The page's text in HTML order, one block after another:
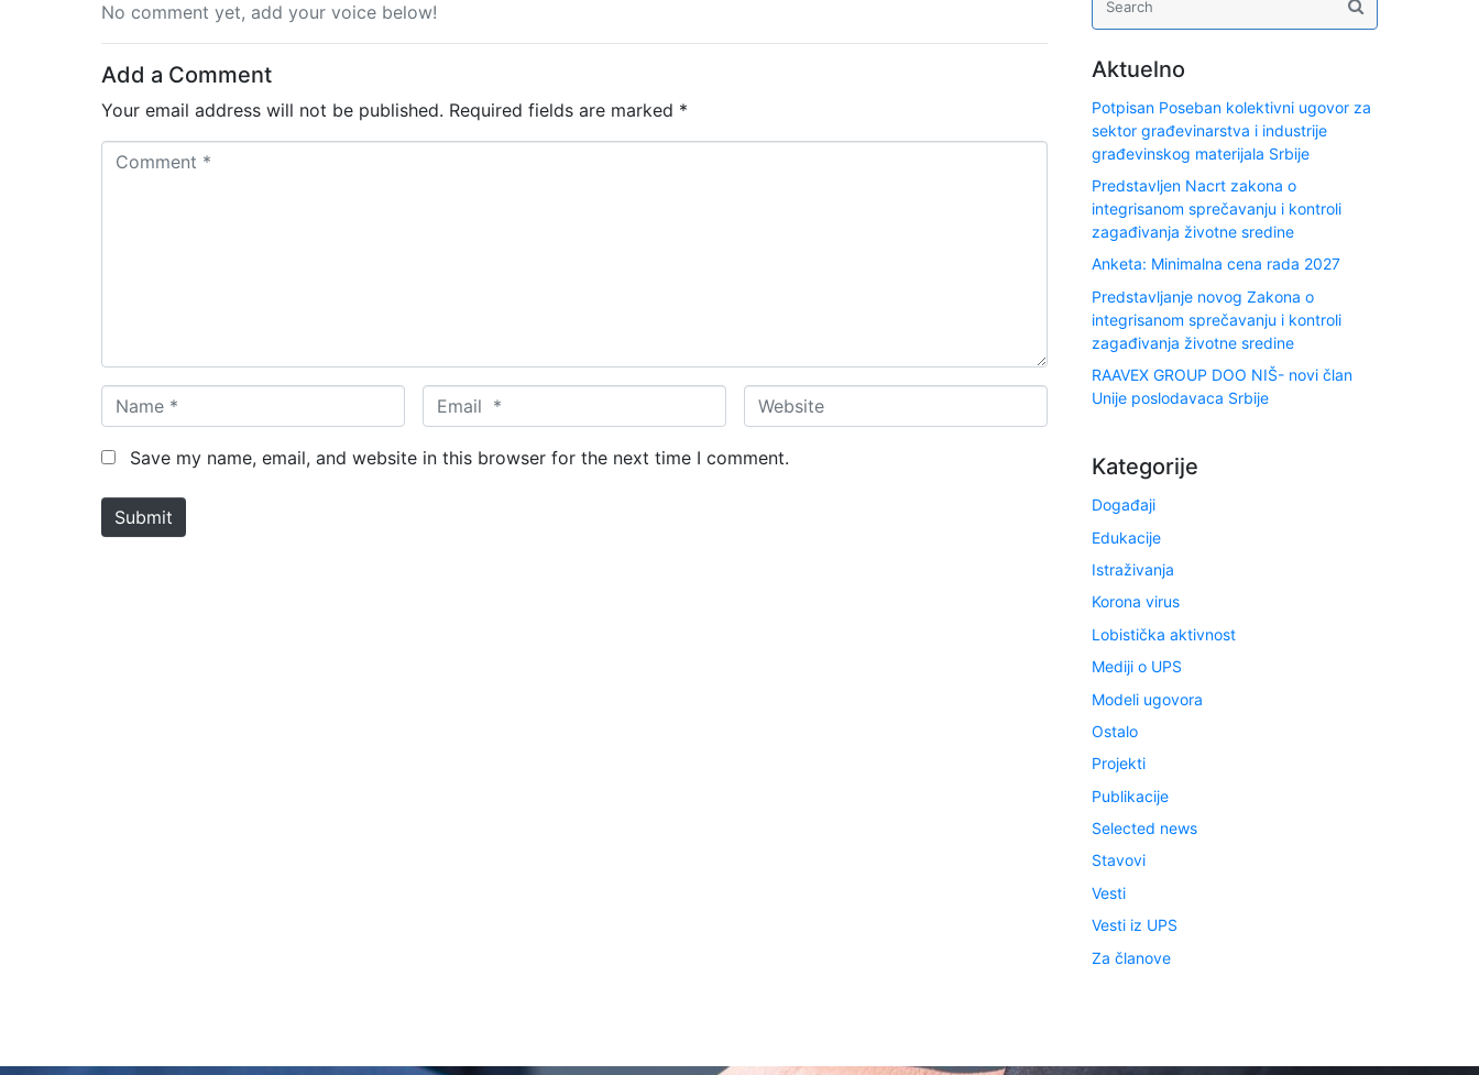
No comment yet, add your voice below!
Add a Comment
Your email address will not be published. Required fields are marked *
a
m
*
m
a
W
e
b
Save my name, email, and website in this browser for the next time I comment.
Submit
Aktuelno
Potpisan Poseban kolektivni ugovor za
sektor građevinarstva i industrije
građevinskog materijala Srbije
Predstavljen Nacrt zakona o
integrisanom sprečavanju i kontroli
zagađivanja životne sredine
Anketa: Minimalna cena rada 2027
Predstavljanje novog Zakona o
integrisanom sprečavanju i kontroli
zagađivanja životne sredine
RAAVEX GROUP DOO NIŠ- novi član
Unije poslodavaca Srbije
Kategorije
Događaji
Edukacije
Istraživanja
Korona virus
Lobistička aktivnost
Mediji o UPS
Modeli ugovora
Ostalo
Projekti
Publikacije
Selected news
Stavovi
Vesti
Vesti iz UPS
Za članove